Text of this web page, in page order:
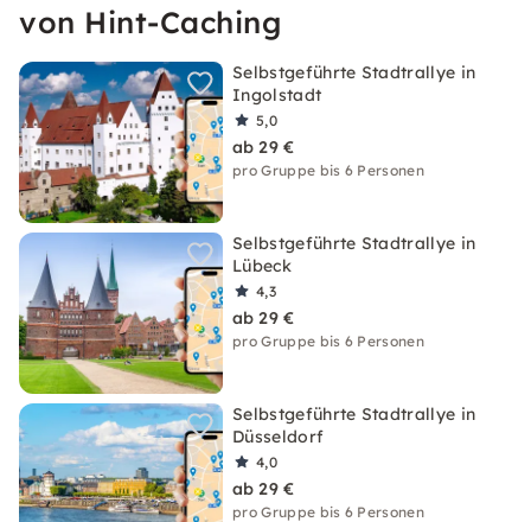
von Hint-Caching
Selbstgeführte Stadtrallye in
Ingolstadt
5,0
ab 29 €
pro Gruppe bis 6 Personen
Selbstgeführte Stadtrallye in
Lübeck
4,3
ab 29 €
pro Gruppe bis 6 Personen
Selbstgeführte Stadtrallye in
Düsseldorf
4,0
ab 29 €
pro Gruppe bis 6 Personen